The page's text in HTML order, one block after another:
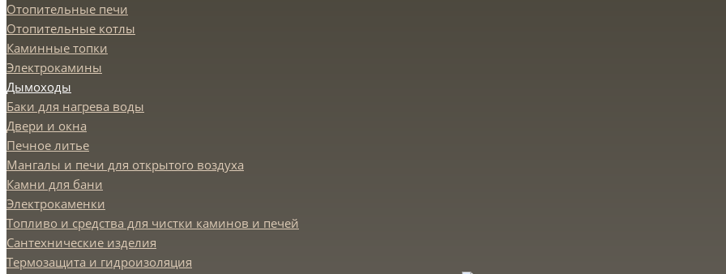
Отопительные печи
Отопительные котлы
Каминные топки
Электрокамины
Дымоходы
Баки для нагрева воды
Двери и окна
Печное литье
Мангалы и печи для открытого воздуха
Камни для бани
Электрокаменки
Топливо и средства для чистки каминов и печей
Сантехнические изделия
Термозащита и гидроизоляция